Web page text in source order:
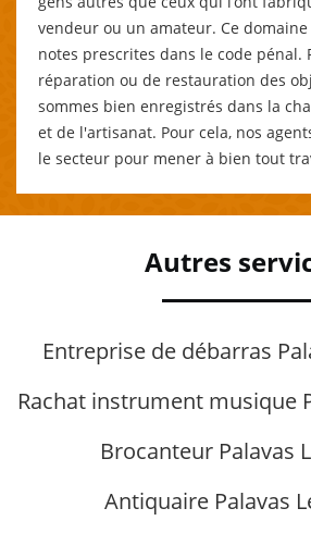
vendeur ou un amateur. Ce
notes prescrites dans le code pénal.
réparation ou de restauration des
sommes bien enregistrés dans la
et de l'artisanat. Pour cela, nos
le secteur pour mener à bien tout
Autres
Entreprise de débarras
Rachat instrument musique
Brocanteur Palavas
Antiquaire Palavas